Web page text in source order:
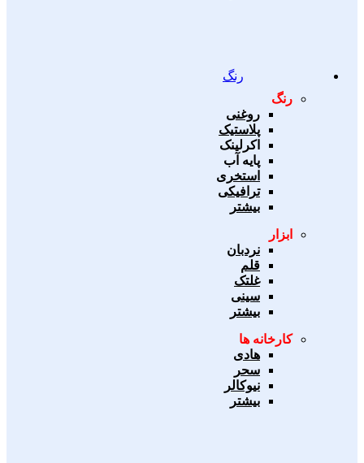
رنگ
رنگ
روغنی
پلاستیک
اکرلینک
پایه آب
استخری
ترافیکی
بیشتر
ابزار
نردبان
قلم
غلتک
سینی
بیشتر
کارخانه ها
هادی
سحر
نیوکالر
بیشتر